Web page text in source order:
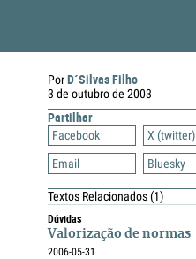
PorD´Silvas Filho
3 de outubro de 2003
Partilhar
Facebook
X (twitter)
Email
Bluesky
Textos Relacionados(1)
Dúvidas
Valorização de normas
2006-05-31